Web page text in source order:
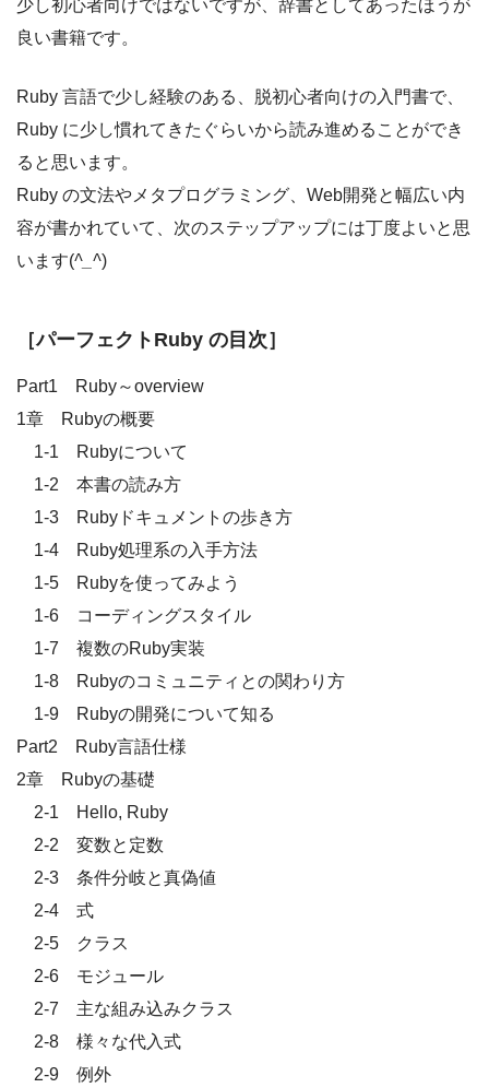
少し初心者向けではないですが、辞書としてあったほうが
良い書籍です。
Ruby 言語で少し経験のある、脱初心者向けの入門書で、
Ruby に少し慣れてきたぐらいから読み進めることができ
ると思います。
Ruby の文法やメタプログラミング、Web開発と幅広い内
容が書かれていて、次のステップアップには丁度よいと思
います(^_^)
［パーフェクトRuby の目次］
Part1 Ruby～overview
1章 Rubyの概要
1-1 Rubyについて
1-2 本書の読み方
1-3 Rubyドキュメントの歩き方
1-4 Ruby処理系の入手方法
1-5 Rubyを使ってみよう
1-6 コーディングスタイル
1-7 複数のRuby実装
1-8 Rubyのコミュニティとの関わり方
1-9 Rubyの開発について知る
Part2 Ruby言語仕様
2章 Rubyの基礎
2-1 Hello, Ruby
2-2 変数と定数
2-3 条件分岐と真偽値
2-4 式
2-5 クラス
2-6 モジュール
2-7 主な組み込みクラス
2-8 様々な代入式
2-9 例外